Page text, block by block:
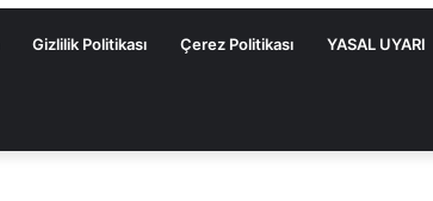
Gizlilik Politikası Çerez Politikası YASAL UYARI